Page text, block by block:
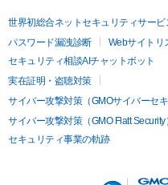
世界初総合ネットセキュリティサービ
パスワード漏洩診断
Webサイトリ
セキュリティ相談AIチャットボット
実在証明・盗聴対策
サイバー攻撃対策（GMOサイバーセ
サイバー攻撃対策（GMO Flatt Security
セキュリティ事業の軌跡